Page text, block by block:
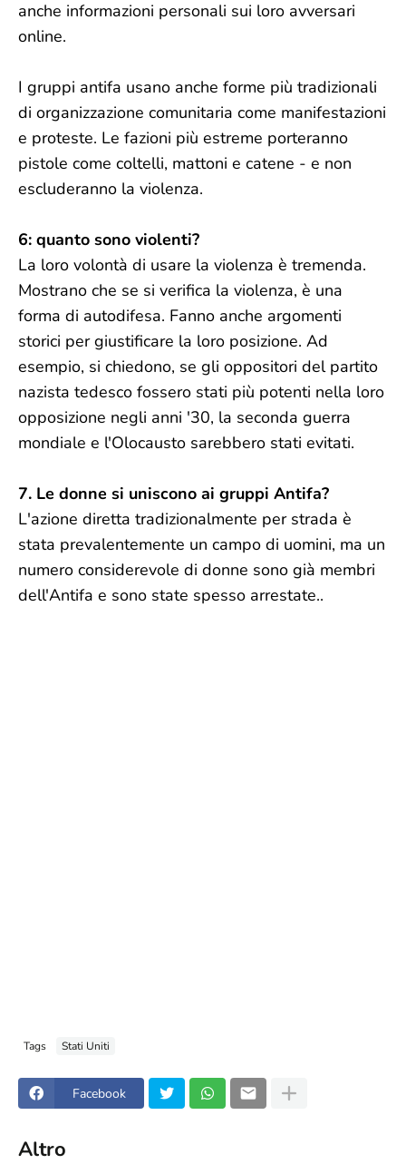
anche informazioni personali sui loro avversari
online.
I gruppi antifa usano anche forme più tradizionali
di organizzazione comunitaria come manifestazioni
e proteste. Le fazioni più estreme porteranno
pistole come coltelli, mattoni e catene - e non
escluderanno la violenza.
6: quanto sono violenti?
La loro volontà di usare la violenza è tremenda.
Mostrano che se si verifica la violenza, è una
forma di autodifesa. Fanno anche argomenti
storici per giustificare la loro posizione. Ad
esempio, si chiedono, se gli oppositori del partito
nazista tedesco fossero stati più potenti nella loro
opposizione negli anni '30, la seconda guerra
mondiale e l'Olocausto sarebbero stati evitati.
7. Le donne si uniscono ai gruppi Antifa?
L'azione diretta tradizionalmente per strada è
stata prevalentemente un campo di uomini, ma un
numero considerevole di donne sono già membri
dell'Antifa e sono state spesso arrestate..
Tags Stati Uniti
Facebook
Altro